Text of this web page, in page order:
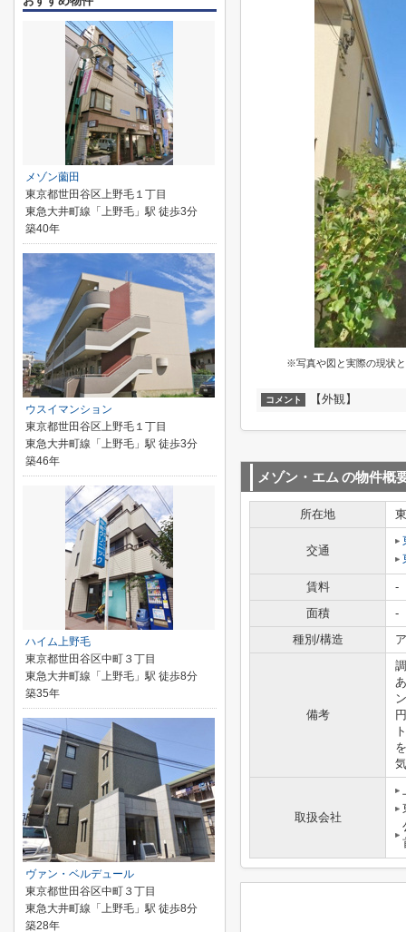
※写真や図と実際の現状
コメント 【外観】
メゾン・エム の物件概
所在地
交通
賃料
-
面積
-
種別/構造
備考
取扱会社
メゾン薗田
東京都世田谷区上野毛１丁目
東急大井町線「上野毛」駅 徒歩3分
築40年
ウスイマンション
東京都世田谷区上野毛１丁目
東急大井町線「上野毛」駅 徒歩3分
築46年
ハイム上野毛
東京都世田谷区中町３丁目
東急大井町線「上野毛」駅 徒歩8分
築35年
ヴァン・ベルデュール
東京都世田谷区中町３丁目
東急大井町線「上野毛」駅 徒歩8分
築28年